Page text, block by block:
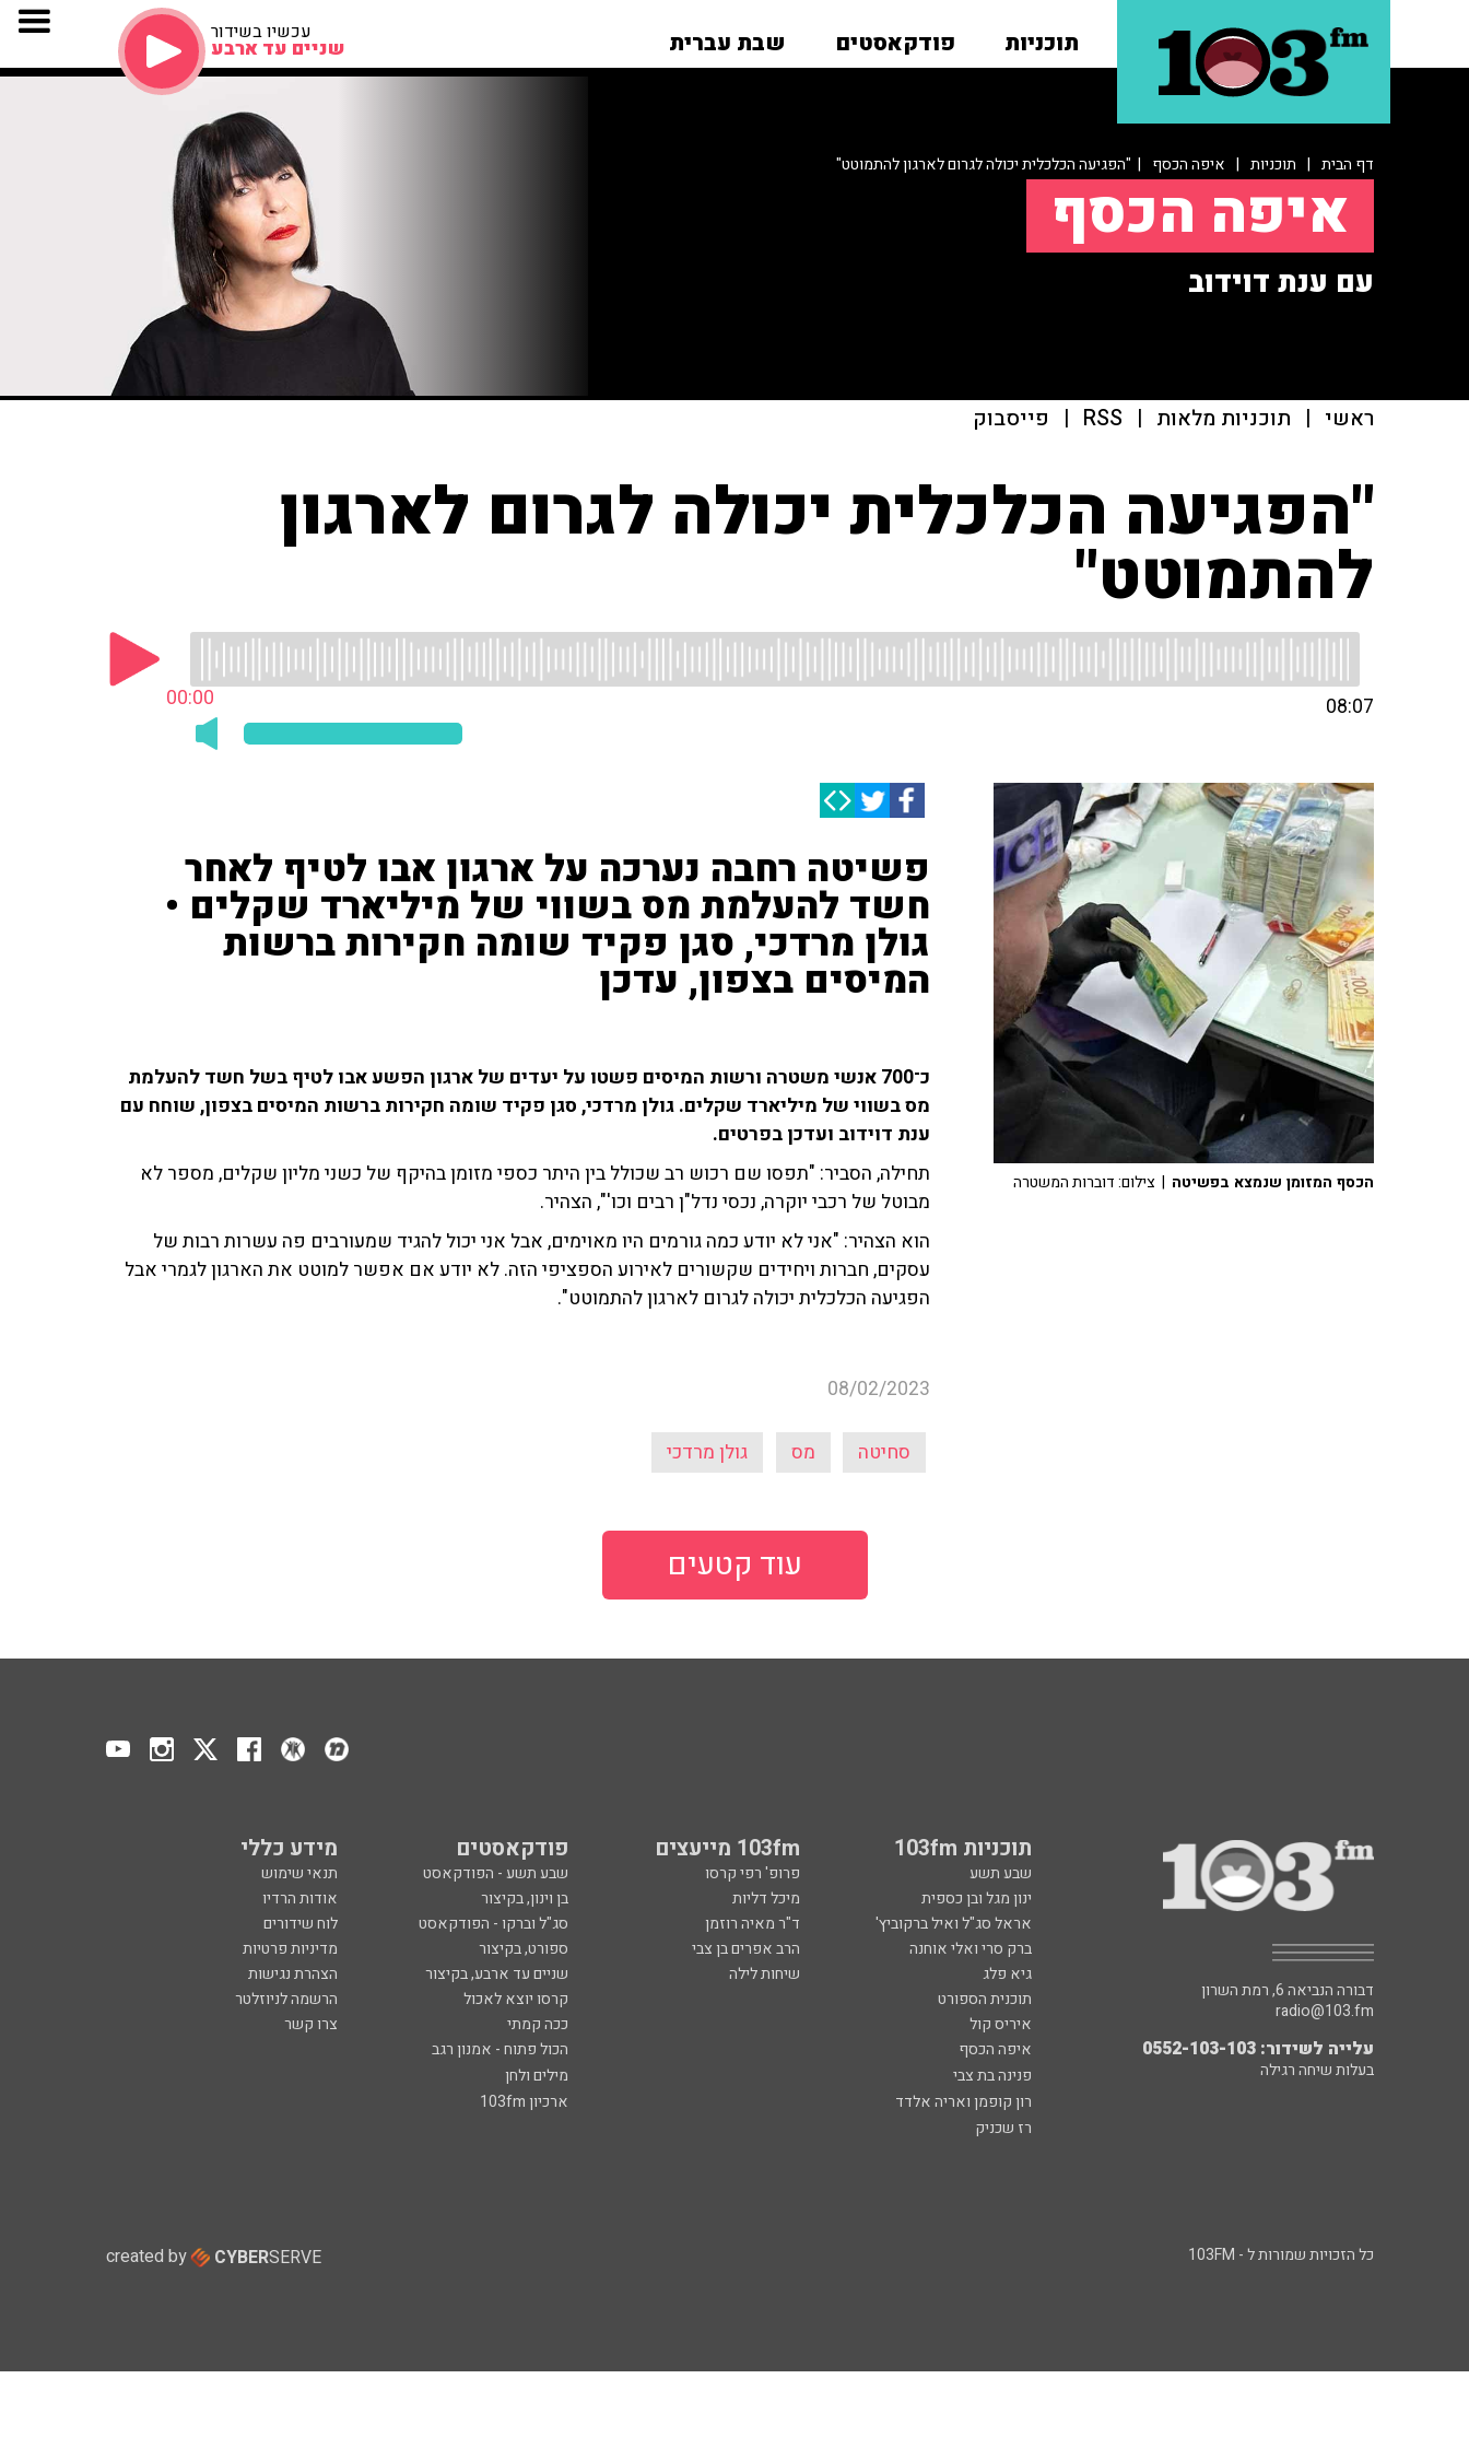
תוכניות פודקאסטים שבת עברית עכשיו בשידור
שניים עד ארבע
דף הבית | תוכניות | איפה הכסף | "הפגיעה הכלכלית יכולה לגרום לארגון להתמוטט"
איפה הכסף
עם ענת דוידוב
ראשי | תוכניות מלאות |
RSS
| פייסבוק
"הפגיעה הכלכלית יכולה לגרום לארגון
להתמוטט"
00:00 08:07
פשיטה רחבה נערכה על ארגון אבו לטיף לאחר
חשד להעלמת מס בשווי של מיליארד שקלים •
גולן מרדכי, סגן פקיד שומה חקירות ברשות
המיסים בצפון, עדכן
כ־700 אנשי משטרה ורשות המיסים פשטו על יעדים של ארגון הפשע אבו לטיף בשל חשד להעלמת
מס בשווי של מיליארד שקלים. גולן מרדכי, סגן פקיד שומה חקירות ברשות המיסים בצפון, שוחח עם
ענת דוידוב ועדכן בפרטים.
תחילה, הסביר: "תפסו שם רכוש רב שכולל בין היתר כספי מזומן בהיקף של כשני מליון שקלים, מספר לא
מבוטל של רכבי יוקרה, נכסי נדל"ן רבים וכו'", הצהיר.
הוא הצהיר: "אני לא יודע כמה גורמים היו מאוימים, אבל אני יכול להגיד שמעורבים פה עשרות רבות של
עסקים, חברות ויחידים שקשורים לאירוע הספציפי הזה. לא יודע אם אפשר למוטט את הארגון לגמרי אבל
הפגיעה הכלכלית יכולה לגרום לארגון להתמוטט".
08/02/2023
סחיטה מס גולן מרדכי
הכסף המזומן שנמצא בפשיטה | צילום: דוברות המשטרה
עוד קטעים
תוכניות 103fm 103fm מייעצים פודקאסטים מידע כללי
שבע תשע פרופ' רפי קרסו שבע תשע - הפודקאסט
תנאי שימוש
ינון מגל ובן כספית
מיכל דליות בן וינון, בקיצור
אודות הרדיו
אראל סג"ל ואיל ברקוביץ'
ד"ר מאיה רוזמן סג"ל וברקו - הפודקאסט
לוח שידורים
ברק סרי ואלי אוחנה
הרב אפרים בן צבי ספורט, בקיצור
מדיניות פרטיות
גיא פלג
שיחות לילה שניים עד ארבע, בקיצור
הצהרת נגישות
תוכנית הספורט
קרסו יוצא לאכול
הרשמה לניוזלטר
איריס קול
ככה קמתי
צרו קשר
איפה הכסף
הכול פתוח - אמנון רגב
פנינה בת צבי
מילים ולחן
רון קופמן ואריה אלדד
ארכיון 103fm
רז שכניק
דבורה הנביאה 6, רמת השרון
radio@103.fm
עלייה לשידור: 0552-103-103
בעלות שיחה רגילה
כל הזכויות שמורות ל - 103FM created by CYBERSERVE